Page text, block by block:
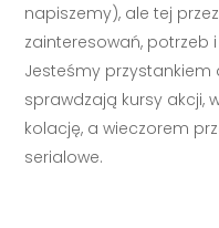
napiszemy), ale tej
zainteresowań, potrzeb
Jesteśmy przystankiem
sprawdzają kursy akcji,
kolację, a wieczorem
serialowe.